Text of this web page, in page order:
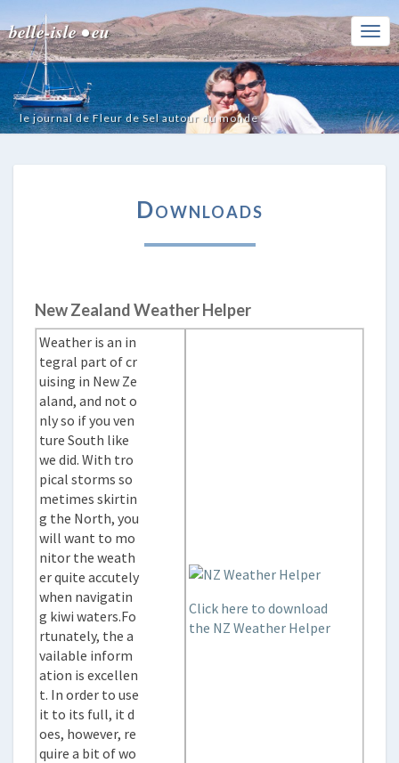
belle-isle • eu
le journal de Fleur de Sel autour du monde
Downloads
New Zealand Weather Helper
Weather is an in
tegral part of cr
uising in New Ze
aland, and not o
nly so if you ven
ture South like
we did. With tro
pical storms so
metimes skirtin
g the North, you
will want to mo
nitor the weath
er quite accutely
when navigatin
g kiwi waters.Fo
rtunately, the a
vailable inform
ation is excellen
t. In order to use
it to its full, it d
oes, however, re
quire a bit of wo
Click here to download
the NZ Weather Helper